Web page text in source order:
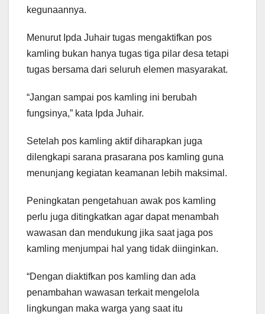
kegunaannya.
Menurut Ipda Juhair tugas mengaktifkan pos
kamling bukan hanya tugas tiga pilar desa tetapi
tugas bersama dari seluruh elemen masyarakat.
“Jangan sampai pos kamling ini berubah
fungsinya,” kata Ipda Juhair.
Setelah pos kamling aktif diharapkan juga
dilengkapi sarana prasarana pos kamling guna
menunjang kegiatan keamanan lebih maksimal.
Peningkatan pengetahuan awak pos kamling
perlu juga ditingkatkan agar dapat menambah
wawasan dan mendukung jika saat jaga pos
kamling menjumpai hal yang tidak diinginkan.
“Dengan diaktifkan pos kamling dan ada
penambahan wawasan terkait mengelola
lingkungan maka warga yang saat itu